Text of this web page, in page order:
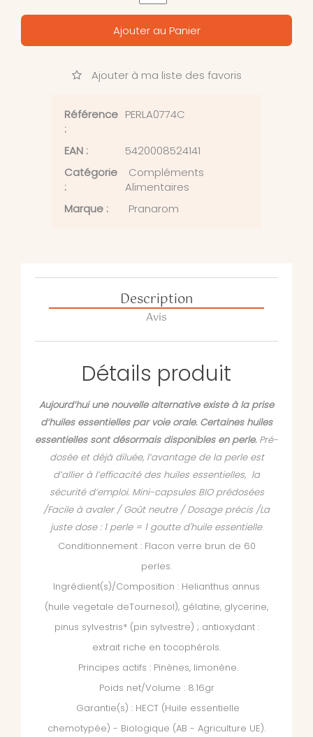
Ajouter au Panier
Ajouter à ma liste des favoris
Référence
:
PERLA0774C
EAN :
5420008524141
Catégorie
:
Compléments
Alimentaires
Marque :
Pranarom
Description
Avis
Détails produit
Aujourd’hui une nouvelle alternative existe à la prise
d’huiles essentielles par voie orale. Certaines huiles
essentielles sont désormais disponibles en perle.Pré-
dosée et déjà diluée, l’avantage de la perle est
d’allier à l’efficacité des huiles essentielles, la
sécurité d’emploi. Mini-capsules BIO prédosées
/Facile à avaler / Goût neutre / Dosage précis /La
juste dose : 1 perle = 1 goutte d'huile essentielle.
Conditionnement : Flacon verre brun de 60
perles.
Ingrédient(s)/Composition : Helianthus annus
(huile vegetale deTournesol), gélatine, glycerine,
pinus sylvestris* (pin sylvestre) ; antioxydant :
extrait riche en tocophérols.
Principes actifs : Pinènes, limonène.
Poids net/Volume : 8.16gr
Garantie(s) : HECT (Huile essentielle
chemotypée) - Biologique (AB - Agriculture UE).